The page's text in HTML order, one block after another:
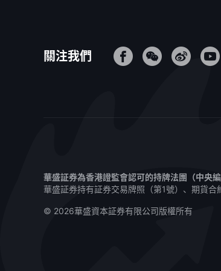
關注我們
華盛証券為香港證監會認可的持牌法團（中央
華盛証券持有証券交易牌照（第1號）、期貨
© 2026華盛資本証券有限公司版權所有